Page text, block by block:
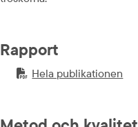
Rapport
PDF-fil.
Hela publikationen
pdf, 701.4 kB.